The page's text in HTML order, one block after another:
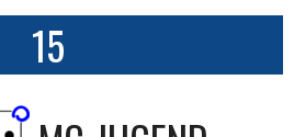
15